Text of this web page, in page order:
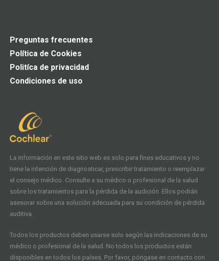
La información en este sitio web es solo para fines educativos y no
tiene la intención de diagnosticar, prescribir tratamiento o reemplazar
el consejo médico. Consulte a su médico o profesional de la salud
sobre los tratamientos para la pérdida de la audición. Ellos podrán
asesorar sobre una solución adecuada para su condición de pérdida
auditiva.
Todos los productos deben usarse solo según las indicaciones de su
médico o profesional de la salud. No todos los productos están
disponibles en todos los países. Por favor, póngase en contacto con
Preguntas frecuentes
Política de Cookies
Politíca de privacidad
Condiciones de uso